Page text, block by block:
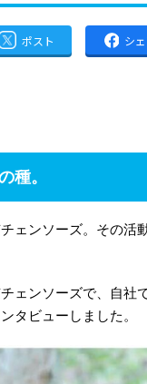
ポスト シ
種。
ェンソーズ。その活
ェンソーズで、自社
タビューしました。